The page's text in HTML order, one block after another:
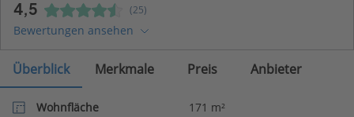
4,5 (25)
Bewertungen ansehen
Überblick Merkmale Preis Anbieter
Wohnfläche
171 m²